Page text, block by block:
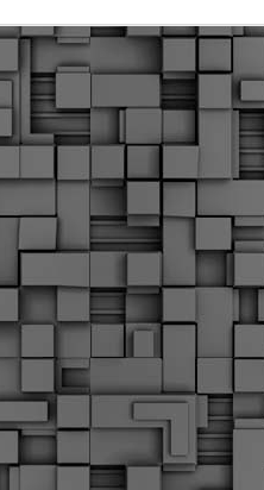
Ο.Κ.Ω
Η Δημοτική Αστυνομία
Θεσσαλονίκης βεβαίωσε κατά
τις προηγούμενες ημέρες
πρόστιμα για 11 διοικητικές
παραβάσεις που έλαβαν
εργασιών από εργολαβικά
συνεργεία και οι οποίες
αφορούσαν εκτέλεση
εργασιών χωρίς νόμιμη
σήμανση και στην απόθεση
υλικών – εργαλείων εκτός του
προβλεπόμενου εργοταξίου.